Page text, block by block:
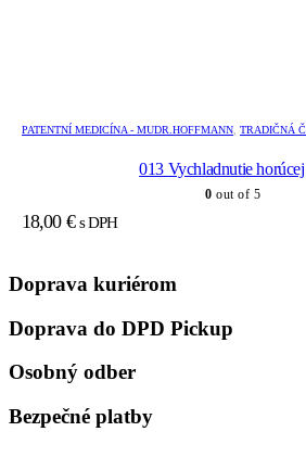
PATENTNÍ MEDICÍNA - MUDR.HOFFMANN, TRADIČNÁ
013 Vychladnutie
0 out of 5
18,00 € s DPH
Doprava kuriérom
Doprava do DPD Pickup
Osobný odber
Bezpečné platby